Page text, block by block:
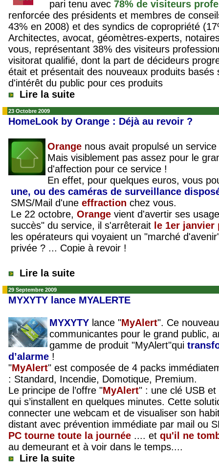
pari tenu avec 78% de visiteurs
renforcée des présidents et membres de
43% en 2008) et des syndics de copropriété
Architectes, avocat, géomètres-experts,
vous, représentant 38% des visiteurs
visitorat qualifié, dont la part de décideurs
était et présentait des nouveaux produits
d'intérêt du public pour ces produits
Lire la suite
23 Octobre 2009
HomeLook by Orange : Déjà au revoir ?
Orange nous avait propulsé un
Mais visiblement pas assez pour le
d'affection pour ce service !
En effet, pour quelques euros, vous
une, ou des caméras de surveillance
SMS/Mail d'une effraction chez vous.
Le 22 octobre, Orange vient d'avertir ses
succès" du service, il s'arrêterait le 1er
les opérateurs qui voyaient un "marché
privée ? ... Copie à revoir !
Lire la suite
29 Septembre 2009
MYXYTY lance MYALERTE
MYXYTY lance "MyAlert". Ce
communicantes pour le grand public,
gamme de produit "MyAlert"qui
d’alarme !
"MyAlert" est composée de 4 packs
: Standard, Incendie, Domotique, Premium.
Le principe de l’offre "MyAlert" : une clé USB
qui s’installent en quelques minutes. Cette
connecter une webcam et de visualiser son
distant avec prévention immédiate par mail ou
PC tourne toute la journée .... et qu'il ne
au demeurant et à voir dans le temps....
Lire la suite